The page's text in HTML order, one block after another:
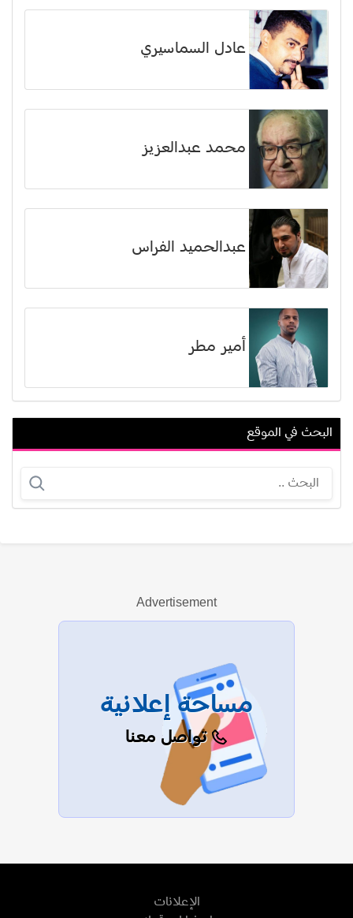
عادل السماسيري
محمد عبدالعزيز
عبدالحميد الفراس
أمير مطر
تشارليز ثيرون
عرض الكل
البحث في الموقع
Advertisement
مساحة إعلانية
تواصل معنا
الإعلانات